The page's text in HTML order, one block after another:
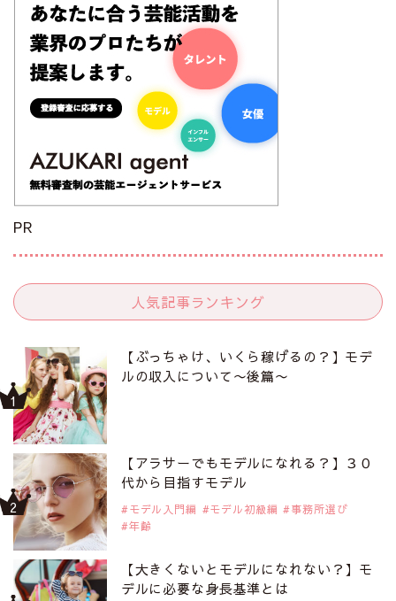
PR
人気記事ランキング
【ぶっちゃけ、いくら稼げるの？】モデ
ルの収入について〜後篇〜
【アラサーでもモデルになれる？】３０
代から目指すモデル
モデル入門編 モデル初級編
事務所選び
年齢
【大きくないとモデルになれない？】モ
デルに必要な身長基準とは